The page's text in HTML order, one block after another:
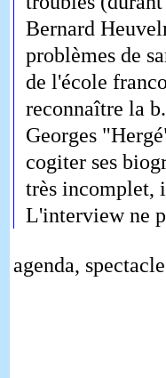
Bernard
problèmes de
de l'école
reconnaître la
Georges
cogiter ses
très incomplet,
L'interview ne
agenda,